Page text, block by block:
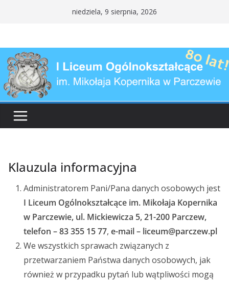
niedziela, 9 sierpnia, 2026
Klauzula informacyjna
Administratorem Pani/Pana danych osobowych jest
I Liceum Ogólnokształcące im. Mikołaja Kopernika
w Parczewie, ul. Mickiewicza 5, 21-200 Parczew,
telefon –83 355 15 77, e-mail – liceum@parczew.pl
We wszystkich sprawach związanych z
przetwarzaniem Państwa danych osobowych, jak
również w przypadku pytań lub wątpliwości mogą